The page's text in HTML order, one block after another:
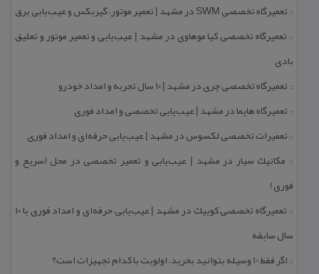
:: تعمیرگاه تخصصی SWM در مشهد | تعمیر موتور، گیربكس و عیب‌یابی برق
:: تعمیرگاه تخصصی كیا موهاوی در مشهد | عیب‌یابی و تعمیر موتور و تعلیق
بادی
:: تعمیرگاه تخصصی چری در مشهد | ۱۰ سال تجربه و امداد خودرو
:: تعمیرگاه هایما در مشهد | عیب‌یابی تخصصی و امداد فوری
:: تعمیرات تخصصی لكسوس در مشهد | عیب‌یابی حرفه‌ای و امداد فوری
:: مكانیك سیار در مشهد | عیب‌یابی و تعمیر تخصصی در محل (سریع و
فوری)
::
تعمیرگاه تخصصی كوییك در مشهد | عیب‌یابی حرفه‌ای و امداد فوری با ۱۰
سال سابقه
:: اگر فقط 10 وسیله بتوانید بخرید، اولویت با كدام تجهیزات است؟